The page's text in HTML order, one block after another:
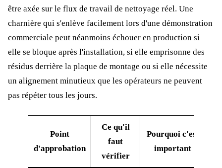
être axée sur le flux de travail de nettoyage réel. Une
charnière qui s'enlève facilement lors d'une démonstration
commerciale peut néanmoins échouer en production si
elle se bloque après l'installation, si elle emprisonne des
résidus derrière la plaque de montage ou si elle nécessite
un alignement minutieux que les opérateurs ne peuvent
pas répéter tous les jours.
Point
d'approbation
Ce qu'il
faut
vérifier
Pourquoi c'est
important